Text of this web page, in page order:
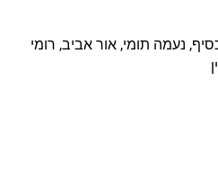
נעמה תומי, אור אביב, רומי